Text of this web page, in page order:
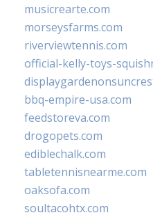
musicrearte.com
morseysfarms.com
riverviewtennis.com
official-kelly-toys-
bbq-empire-usa.com
feedstoreva.com
drogopets.com
ediblechalk.com
tabletennisnearme.com
oaksofa.com
soultacohtx.com